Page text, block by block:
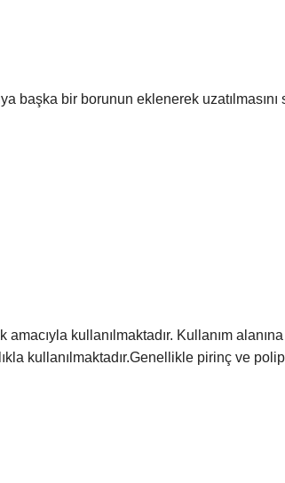
başka bir borunun eklenerek uzatılmasını
kullanılmaktadır. Kullanım
kullanılmaktadır.Genellikle pirinç ve